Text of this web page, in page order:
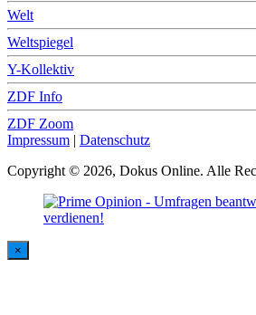
Welt
Weltspiegel
Y-Kollektiv
ZDF Info
ZDF Zoom
Impressum | Datenschutz
Copyright © 2026, Dokus Online. Alle
×